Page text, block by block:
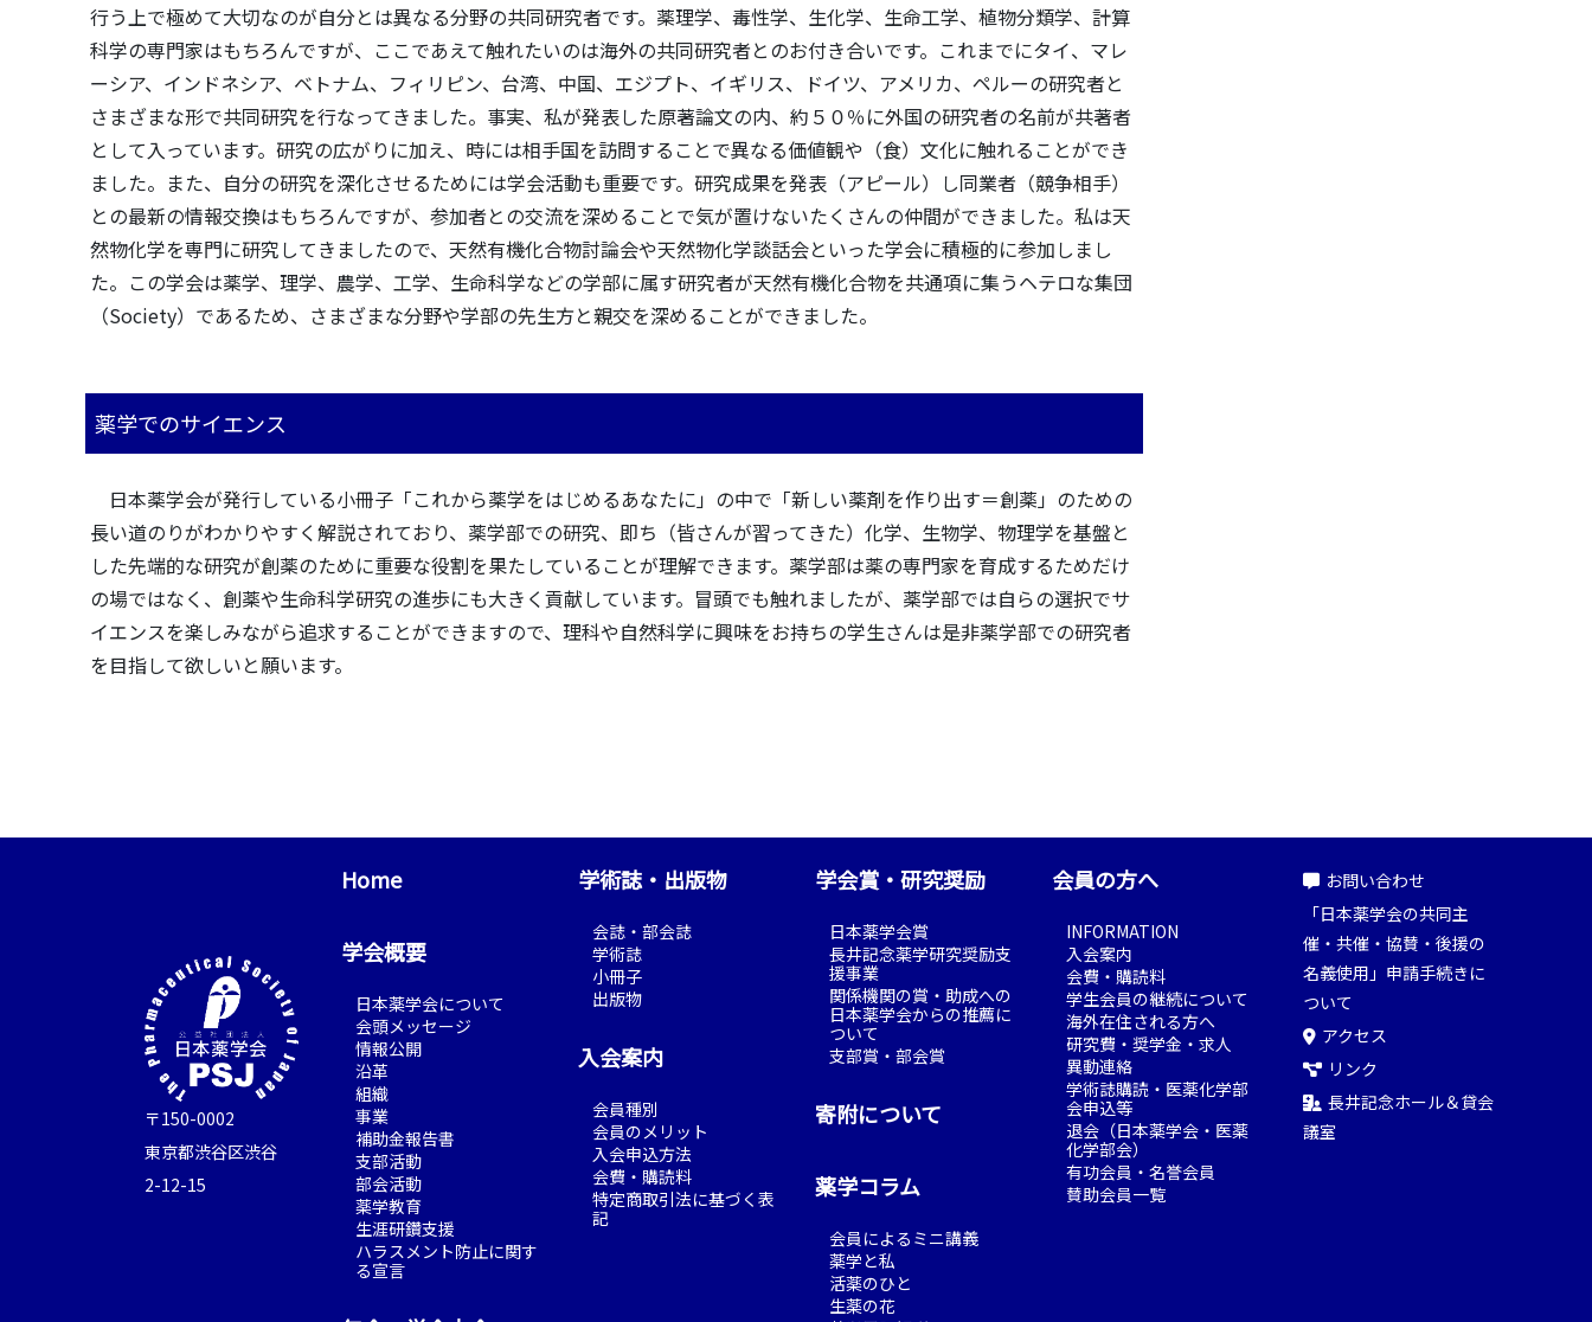
行う上で極めて大切なのが自分とは異なる分野の共同研究者です。薬理学、毒性学、生化学、生命工学、植物分類学、計算
科学の専門家はもちろんですが、ここであえて触れたいのは海外の共同研究者とのお付き合いです。これまでにタイ、マレ
ーシア、インドネシア、ベトナム、フィリピン、台湾、中国、エジプト、イギリス、ドイツ、アメリカ、ペルーの研究者と
さまざまな形で共同研究を行なってきました。事実、私が発表した原著論文の内、約５０％に外国の研究者の名前が共著者
として入っています。研究の広がりに加え、時には相手国を訪問することで異なる価値観や（食）文化に触れることができ
ました。また、自分の研究を深化させるためには学会活動も重要です。研究成果を発表（アピール）し同業者（競争相手）
との最新の情報交換はもちろんですが、参加者との交流を深めることで気が置けないたくさんの仲間ができました。私は天
然物化学を専門に研究してきましたので、天然有機化合物討論会や天然物化学談話会といった学会に積極的に参加しまし
た。この学会は薬学、理学、農学、工学、生命科学などの学部に属す研究者が天然有機化合物を共通項に集うヘテロな集団
（Society）であるため、さまざまな分野や学部の先生方と親交を深めることができました。
薬学でのサイエンス
日本薬学会が発行している小冊子「これから薬学をはじめるあなたに」の中で「新しい薬剤を作り出す＝創薬」のための
長い道のりがわかりやすく解説されており、薬学部での研究、即ち（皆さんが習ってきた）化学、生物学、物理学を基盤と
した先端的な研究が創薬のために重要な役割を果たしていることが理解できます。薬学部は薬の専門家を育成するためだけ
の場ではなく、創薬や生命科学研究の進歩にも大きく貢献しています。冒頭でも触れましたが、薬学部では自らの選択でサ
イエンスを楽しみながら追求することができますので、理科や自然科学に興味をお持ちの学生さんは是非薬学部での研究者
を目指して欲しいと願います。
〒150-0002
東京都渋谷区渋谷
2-12-15
Home
学会概要
日本薬学会について
会頭メッセージ
情報公開
沿革
組織
事業
補助金報告書
支部活動
部会活動
薬学教育
生涯研鑽支援
ハラスメント防止に関す
る宣言
学術誌・出版物
会誌・部会誌
学術誌
小冊子
出版物
入会案内
会員種別
会員のメリット
入会申込方法
会費・購読料
特定商取引法に基づく表
記
学会賞・研究奨励
日本薬学会賞
長井記念薬学研究奨励支
援事業
関係機関の賞・助成への
日本薬学会からの推薦に
ついて
支部賞・部会賞
寄附について
薬学コラム
会員によるミニ講義
薬学と私
活薬のひと
生薬の花
会員の方へ
INFORMATION
入会案内
会費・購読料
学生会員の継続について
海外在住される方へ
研究費・奨学金・求人
異動連絡
学術誌購読・医薬化学部
会申込等
退会（日本薬学会・医薬
化学部会）
有功会員・名誉会員
賛助会員一覧
お問い合わせ
「日本薬学会の共同主
催・共催・協賛・後援の
名義使用」申請手続きに
ついて
アクセス
リンク
長井記念ホール＆貸会
議室